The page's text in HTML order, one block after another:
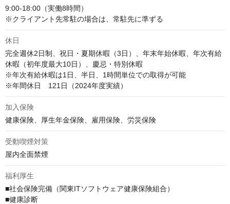
9:00-18:00（実働8時間）
※クライアント先常駐の場合は、常駐先に準ずる
休日
完全週休2日制、祝日・夏期休暇（3日）、年末年始休暇、年次有給
休暇（初年度最大10日）、慶忌・特別休暇
※年次有給休暇は1日、半日、1時間単位での取得が可能
※年間休日　121日（2024年度実績）
加入保険
健康保険、厚生年金保険、雇用保険、労災保険
受動喫煙対策
屋内全面禁煙
福利厚生
■社会保険完備（関東ITソフトウェア健康保険組合）
■健康診断